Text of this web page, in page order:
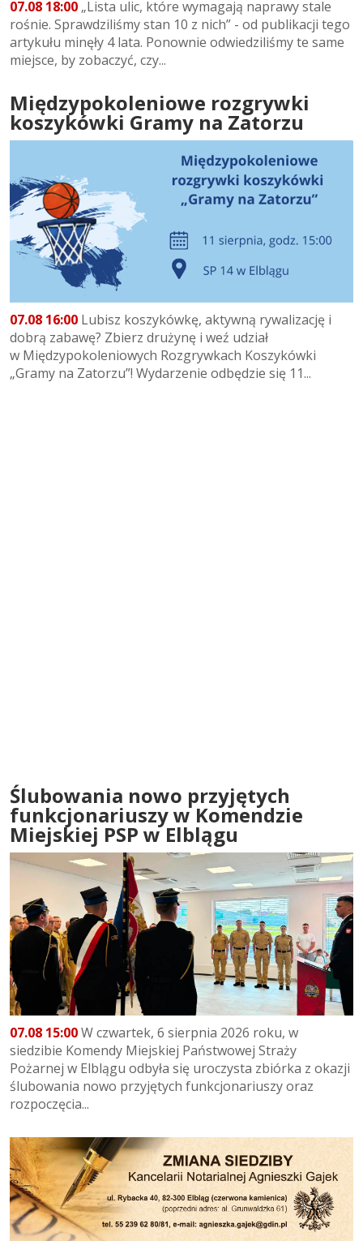
07.08 18:00 „Lista ulic, które wymagają naprawy stale
rośnie. Sprawdziliśmy stan 10 z nich” - od publikacji tego
artykułu minęły 4 lata. Ponownie odwiedziliśmy te same
miejsce, by zobaczyć, czy...
Międzypokoleniowe rozgrywki
koszykówki Gramy na Zatorzu
07.08 16:00 Lubisz koszykówkę, aktywną rywalizację i
dobrą zabawę? Zbierz drużynę i weź udział
w Międzypokoleniowych Rozgrywkach Koszykówki
„Gramy na Zatorzu”! Wydarzenie odbędzie się 11...
Ślubowania nowo przyjętych
funkcjonariuszy w Komendzie
Miejskiej PSP w Elblągu
07.08 15:00W czwartek, 6 sierpnia 2026 roku, w
siedzibie Komendy Miejskiej Państwowej Straży
Pożarnej w Elblągu odbyła się uroczysta zbiórka z okazji
ślubowania nowo przyjętych funkcjonariuszy oraz
rozpoczęcia...